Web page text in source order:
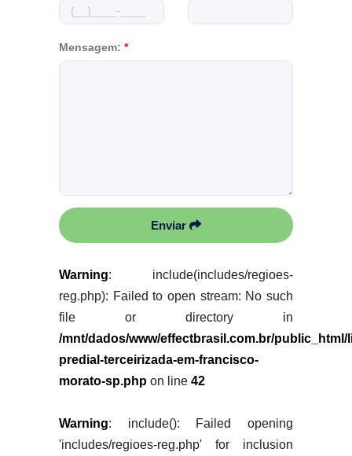
Mensagem: *
Enviar
Warning: include(includes/regioes-
reg.php): Failed to open stream: No such
file or directory in
/mnt/dados/www/effectbrasil.com.br/public_html/
predial-terceirizada-em-francisco-
morato-sp.phpon line 42
Warning: include(): Failed opening
'includes/regioes-reg.php' for inclusion